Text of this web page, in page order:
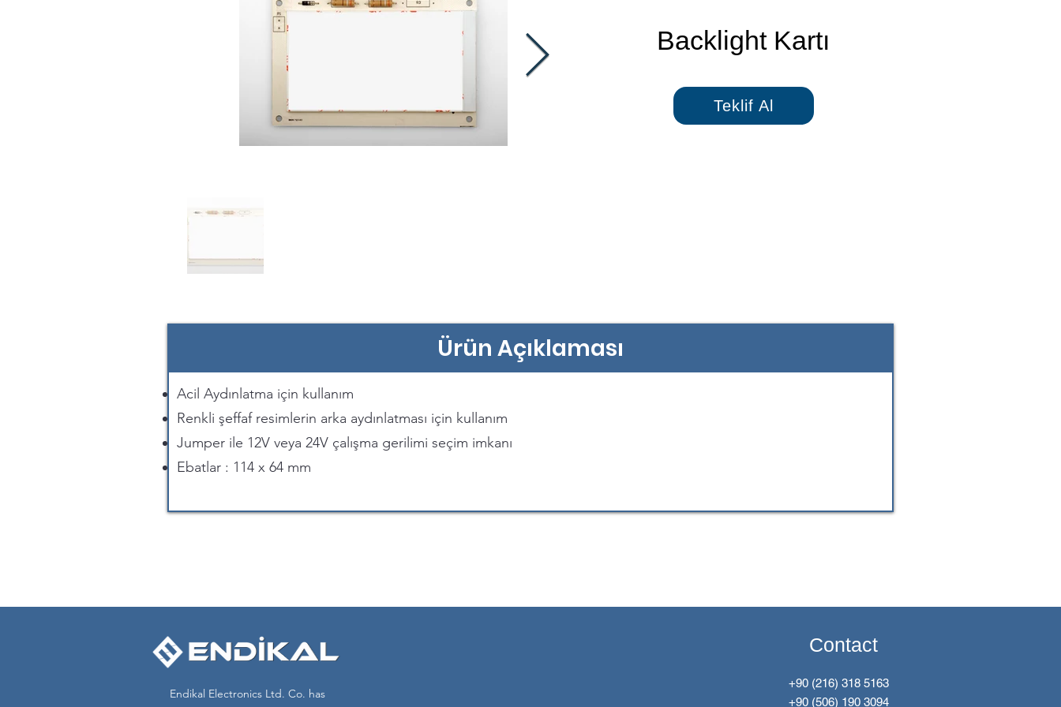
Backlight Kartı
Teklif Al
Ürün Açıklaması
Acil Aydınlatma için kullanım
Renkli şeffaf resimlerin arka aydınlatması için kullanım
Jumper ile 12V veya 24V çalışma gerilimi seçim imkanı
Ebatlar : 114 x 64 mm
Endikal Electronics Ltd. Co. has
Contact
+90 (216) 318 5163
+90 (506) 190 3094